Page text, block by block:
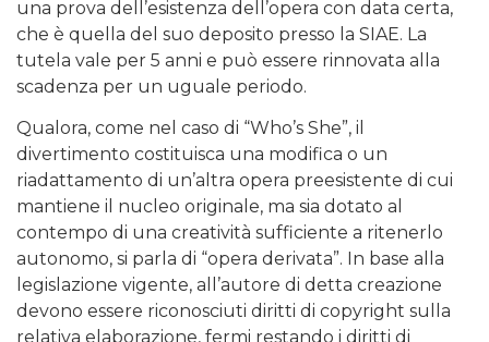
una prova dell’esistenza dell’opera con data certa,
che è quella del suo deposito presso la SIAE. La
tutela vale per 5 anni e può essere rinnovata alla
scadenza per un uguale periodo.
Qualora, come nel caso di “Who’s She”, il
divertimento costituisca una modifica o un
riadattamento di un’altra opera preesistente di cui
mantiene il nucleo originale, ma sia dotato al
contempo di una creatività sufficiente a ritenerlo
autonomo, si parla di “opera derivata”. In base alla
legislazione vigente, all’autore di detta creazione
devono essere riconosciuti diritti di copyright sulla
relativa elaborazione, fermi restando i diritti di